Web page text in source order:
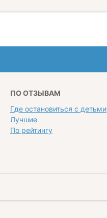
ПО ОТЗЫВАМ
Где остановиться с детьми
Лучшие
По рейтингу